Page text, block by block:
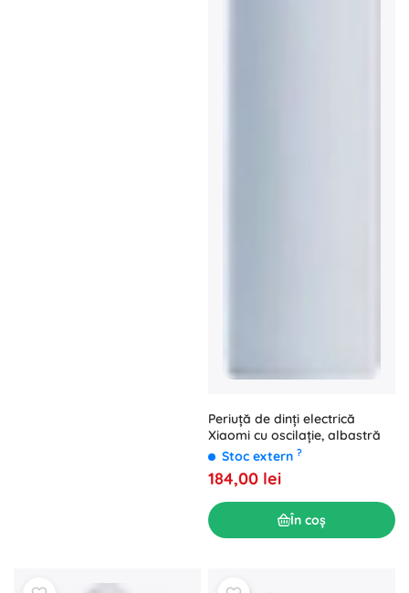
Periuță de dinți electrică
Xiaomi cu oscilație, albastră
Stoc extern ?
184,00 lei
În coș